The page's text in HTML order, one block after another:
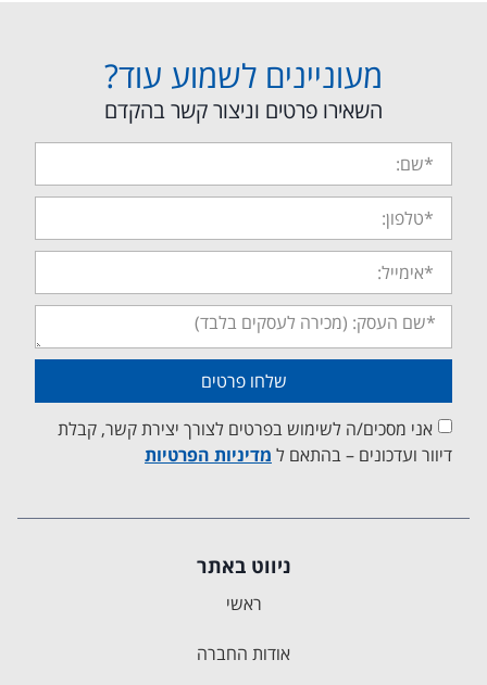
מעוניינים לשמוע עוד?
השאירו פרטים וניצור קשר בהקדם
אני מסכים/ה לשימוש בפרטים לצורך יצירת קשר, קבלת
דיוור ועדכונים – בהתאם ל מדיניות הפרטיות
שלחו פרטים
ניווט באתר
ראשי
אודות החברה